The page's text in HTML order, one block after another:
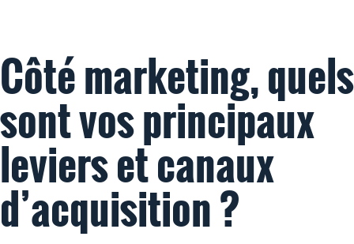
Côté marketing, quels
sont vos principaux
leviers et canaux
d’acquisition ?